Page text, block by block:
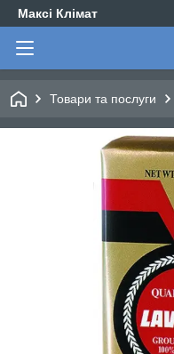
Максі Клімат
Товари та послуги